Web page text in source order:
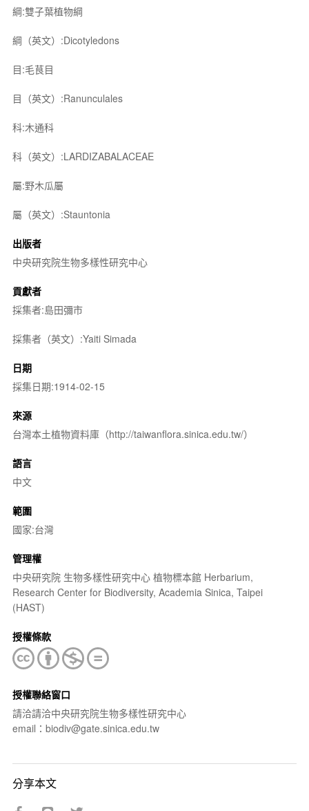
綱:雙子葉植物綱
綱（英文）:Dicotyledons
目:毛茛目
目（英文）:Ranunculales
科:木通科
科（英文）:LARDIZABALACEAE
屬:野木瓜屬
屬（英文）:Stauntonia
出版者
中央研究院生物多樣性研究中心
貢獻者
採集者:島田彌市
採集者（英文）:Yaiti Simada
日期
採集日期:1914-02-15
來源
台灣本土植物資料庫（http://taiwanflora.sinica.edu.tw/）
語言
中文
範圍
國家:台灣
管理權
中央研究院 生物多樣性研究中心 植物標本館 Herbarium,
Research Center for Biodiversity, Academia Sinica, Taipei
(HAST)
授權條款
授權聯絡窗口
請洽請洽中央研究院生物多樣性研究中心
email：biodiv@gate.sinica.edu.tw
分享本文